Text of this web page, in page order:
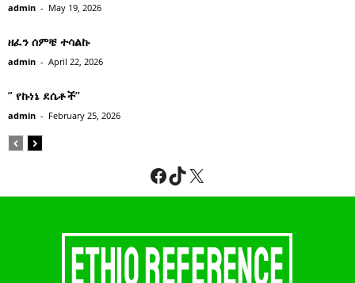
admin - May 19, 2026
ዘፈን ሰምቼ ተሳልኩ
admin - April 22, 2026
” የኩነኔ ደሴቶች’’
admin - February 25, 2026
Facebook
TikTok
X